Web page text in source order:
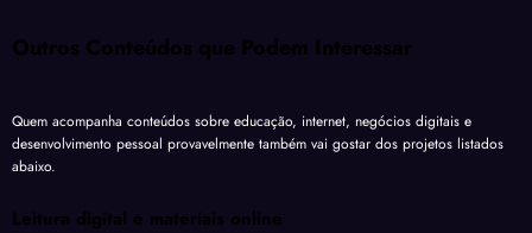
Outros Conteúdos que Podem Interessar
Quem acompanha conteúdos sobre educação, internet, negócios digitais e
desenvolvimento pessoal provavelmente também vai gostar dos projetos listados
abaixo.
Leitura digital e materiais online